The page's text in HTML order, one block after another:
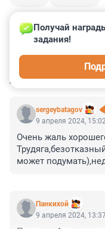
КОММЕНТАРИИ
sergeybatagov
Получай
задания!
9 апреля 2024,
Очень жаль
может
Панкихой
9 апреля 2024,